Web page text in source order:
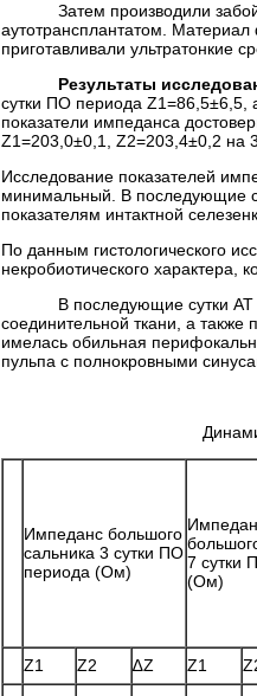
Затем производили забой
аутотрансплантатом.
приготавливали ультратонкие
Результаты
сутки ПО периода Z1=86,5±6,5,
показатели импеданса
Z1=203,0±0,1, Z2=203,4±0,2 на
Исследование показателей
минимальный. В последующие
показателям интактной
По данным гистологического
некробиотического
В последующие сутки АТ
соединительной ткани, а
имелась обильная
пульпа с полнокровными
Импеданс большого
сальника 3 сутки ПО
периода (Ом)
7 сутки
(Ом)
Z1 Z2 ∆Z Z1